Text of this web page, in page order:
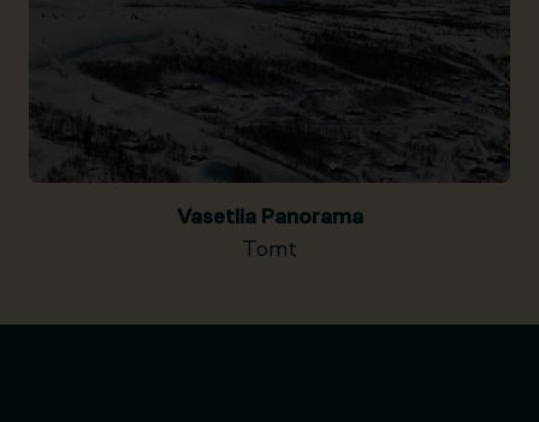
Vasetlia Panorama
Tomt